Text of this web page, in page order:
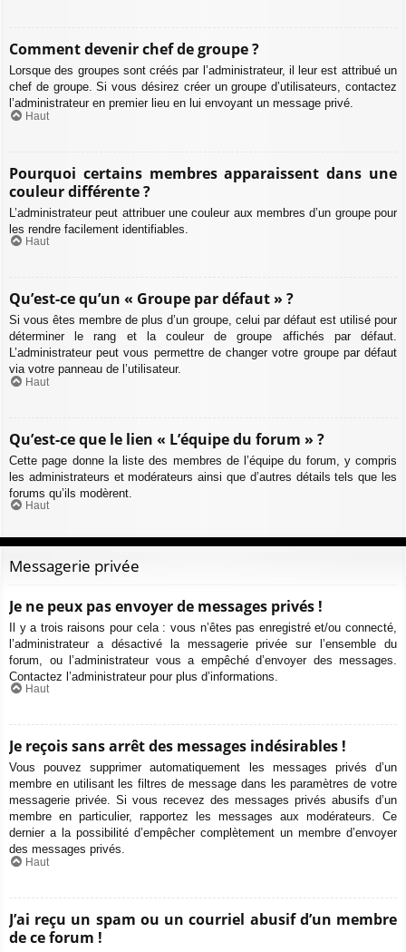
Comment devenir chef de groupe ?
Lorsque des groupes sont créés par l’administrateur, il leur est attribué un
chef de groupe. Si vous désirez créer un groupe d’utilisateurs, contactez
l’administrateur en premier lieu en lui envoyant un message privé.
Haut
Pourquoi certains membres apparaissent dans une
couleur différente ?
L’administrateur peut attribuer une couleur aux membres d’un groupe pour
les rendre facilement identifiables.
Haut
Qu’est-ce qu’un « Groupe par défaut » ?
Si vous êtes membre de plus d’un groupe, celui par défaut est utilisé pour
déterminer le rang et la couleur de groupe affichés par défaut.
L’administrateur peut vous permettre de changer votre groupe par défaut
via votre panneau de l’utilisateur.
Haut
Qu’est-ce que le lien « L’équipe du forum » ?
Cette page donne la liste des membres de l’équipe du forum, y compris
les administrateurs et modérateurs ainsi que d’autres détails tels que les
forums qu’ils modèrent.
Haut
Messagerie privée
Je ne peux pas envoyer de messages privés !
Il y a trois raisons pour cela : vous n’êtes pas enregistré et/ou connecté,
l’administrateur a désactivé la messagerie privée sur l’ensemble du
forum, ou l’administrateur vous a empêché d’envoyer des messages.
Contactez l’administrateur pour plus d’informations.
Haut
Je reçois sans arrêt des messages indésirables !
Vous pouvez supprimer automatiquement les messages privés d’un
membre en utilisant les filtres de message dans les paramètres de votre
messagerie privée. Si vous recevez des messages privés abusifs d’un
membre en particulier, rapportez les messages aux modérateurs. Ce
dernier a la possibilité d’empêcher complètement un membre d’envoyer
des messages privés.
Haut
J’ai reçu un spam ou un courriel abusif d’un membre
de ce forum !